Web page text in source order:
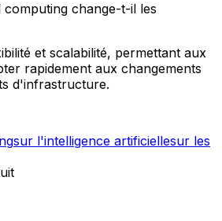
computing change-t-il les
et scalabilité, permettant aux
rapidement aux changements
d'infrastructure.
sur l'intelligence artificiellesur les